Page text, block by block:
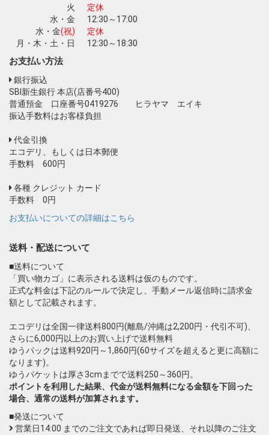
火
定休
水・金
12:30～17:00
水・金(祝)
定休
月・木・土・日
12:30～18:30
お支払い方法
銀行振込
SBI新生銀行 本店(店番号400)
普通預金 口座番号0419276 ヒラヤマ エイキ
振込手数料はお客様負担
代金引換
エコデリ、もしくは日本郵便
手数料 600円
各種 クレジット カード
手数料 0円
お支払いについての詳細はこちら
送料・配送について
■送料について
「買い物カゴ」に表示される送料は仮のものです。
正式な料金は下記のルールで決定し、手動メール返信時に請求金
額として記載されます。
エコデリは全国一律送料800円(離島/沖縄は2,200円・代引不可)、
さらに6,000円以上のお買い上げで送料無料
ゆうパックは送料920円～1,860円(60サイズを超えると更に高額に
なります)。
ゆうパケットは厚さ3cmまでで送料250～360円。
ポイントを利用した結果、代金が送料無料になる金額を下回った
場合、通常の送料が加算されます。
■発送について
営業日14:00 までのご注文であれば即日発送、それ以降のご注文